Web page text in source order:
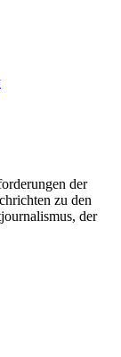
der
zu den
der